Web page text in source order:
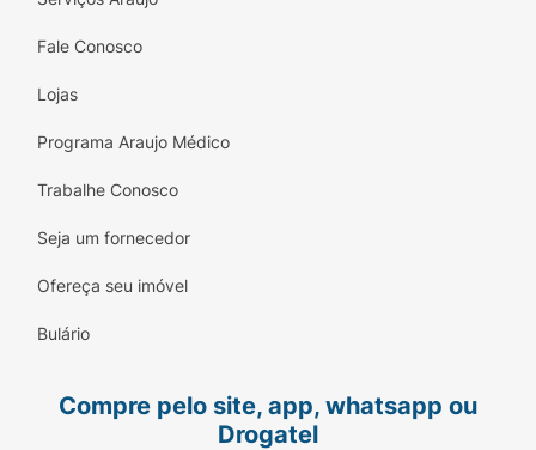
Fale Conosco
Lojas
Programa Araujo Médico
Trabalhe Conosco
Seja um fornecedor
Ofereça seu imóvel
Bulário
Compre pelo site, app, whatsapp ou
Drogatel